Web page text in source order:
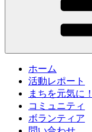
ホーム
活動レポート
まちを元気に！
コミュニティ
ボランティア